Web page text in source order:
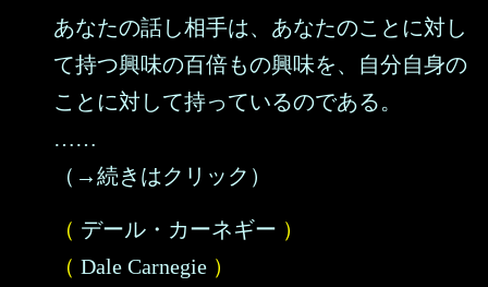
あなたの話し相手は、あなたのことに対し
て持つ興味の百倍もの興味を、自分自身の
ことに対して持っているのである。
……
（→続きはクリック）
（ デール・カーネギー ）
（ Dale Carnegie ）